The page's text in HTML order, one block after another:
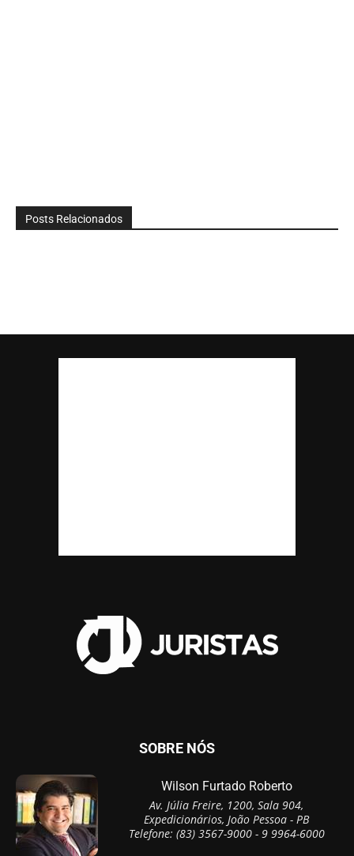
Posts Relacionados
SOBRE NÓS
Wilson Furtado Roberto
Av. Júlia Freire, 1200, Sala 904,
Expedicionários, João Pessoa - PB
Telefone: (83) 3567-9000 - 9 9964-6000